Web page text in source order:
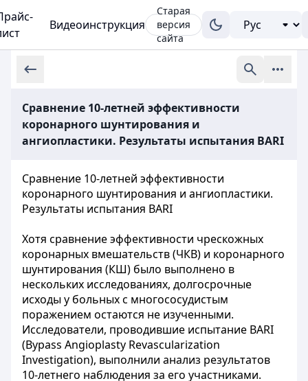
Видеоинструкция
Старая
версия
сайта
Сравнение 10-летней эффективности
коронарного шунтирования и
ангиопластики. Результаты испытания BARI
Сравнение 10-летней эффективности
коронарного шунтирования и ангиопластики.
Результаты испытания BARI
Хотя сравнение эффективности чрескожных
коронарных вмешательств (ЧКВ) и коронарного
шунтирования (КШ) было выполнено в
нескольких исследованиях, долгосрочные
исходы у больных с многососудистым
поражением остаются не изученными.
Исследователи, проводившие испытание BARI
(Bypass Angioplasty Revascularization
Investigation), выполнили анализ результатов
10-летнего наблюдения за его участниками.